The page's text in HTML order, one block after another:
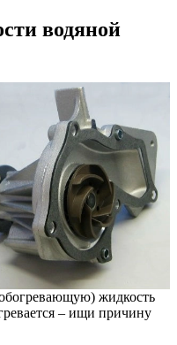
водяной
жидкость
– ищи причину